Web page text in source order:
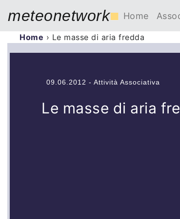
meteonetwork■ Home
Home › Le masse di aria fredda
09.06.2012 - Attività Associativa
Le masse di aria